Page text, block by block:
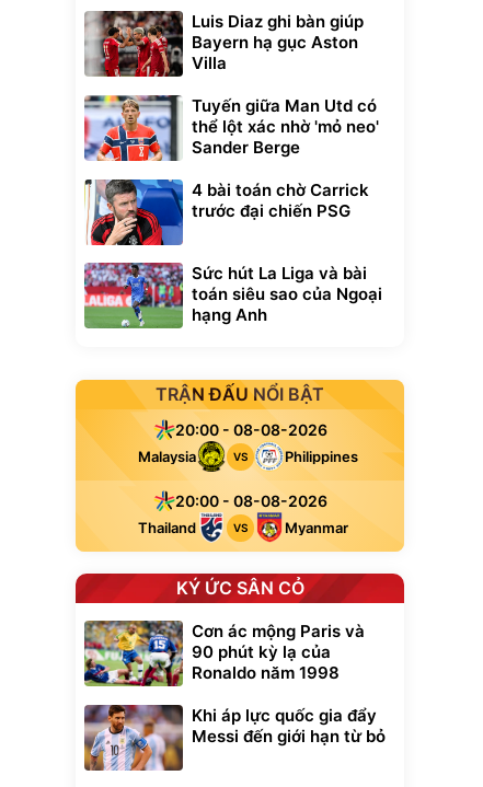
Luis Diaz ghi bàn giúp
Bayern hạ gục Aston
Villa
Tuyến giữa Man Utd có
thể lột xác nhờ 'mỏ neo'
Sander Berge
4 bài toán chờ Carrick
trước đại chiến PSG
Sức hút La Liga và bài
toán siêu sao của Ngoại
hạng Anh
TRẬN ĐẤU NỔI BẬT
20:00 - 08-08-2026
Malaysia VS Philippines
20:00 - 08-08-2026
Thailand VS Myanmar
KÝ ỨC SÂN CỎ
Cơn ác mộng Paris và
90 phút kỳ lạ của
Ronaldo năm 1998
Khi áp lực quốc gia đẩy
Messi đến giới hạn từ bỏ